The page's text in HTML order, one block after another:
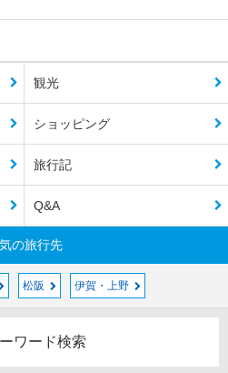
観光
ショッピング
旅行記
Q&A
の旅行先
松阪 伊賀・上野
ワード検索